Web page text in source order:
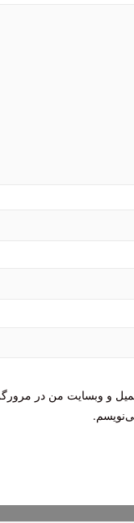
و وبسایت من در